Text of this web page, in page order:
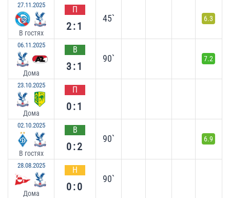
27.11.2025
В гостях
П
2:1
45` 6.3
06.11.2025
Дома
В
3:1
90` 7.2
23.10.2025
Дома
П
0:1
02.10.2025
В гостях
В
0:2
90` 6.9
28.08.2025
Дома
Н
0:0
90`